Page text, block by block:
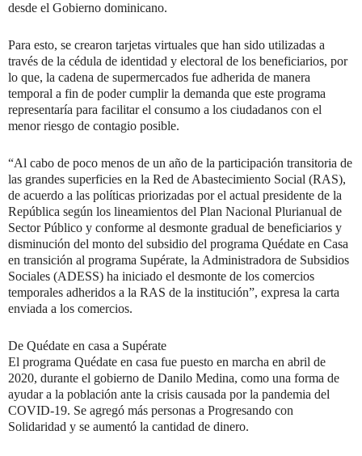
desde el Gobierno dominicano.
Para esto, se crearon tarjetas virtuales que han sido utilizadas a
través de la cédula de identidad y electoral de los beneficiarios, por
lo que, la cadena de supermercados fue adherida de manera
temporal a fin de poder cumplir la demanda que este programa
representaría para facilitar el consumo a los ciudadanos con el
menor riesgo de contagio posible.
“Al cabo de poco menos de un año de la participación transitoria de
las grandes superficies en la Red de Abastecimiento Social (RAS),
de acuerdo a las políticas priorizadas por el actual presidente de la
República según los lineamientos del Plan Nacional Plurianual de
Sector Público y conforme al desmonte gradual de beneficiarios y
disminución del monto del subsidio del programa Quédate en Casa
en transición al programa Supérate, la Administradora de Subsidios
Sociales (ADESS) ha iniciado el desmonte de los comercios
temporales adheridos a la RAS de la institución”, expresa la carta
enviada a los comercios.
De Quédate en casa a Supérate
El programa Quédate en casa fue puesto en marcha en abril de
2020, durante el gobierno de Danilo Medina, como una forma de
ayudar a la población ante la crisis causada por la pandemia del
COVID-19. Se agregó más personas a Progresando con
Solidaridad y se aumentó la cantidad de dinero.